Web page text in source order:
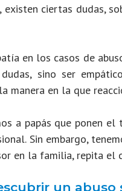
existen ciertas dudas,
en los casos de
sino ser
manera en la que
a papás que ponen
Sin embargo,
en la familia, repita el
un abuso